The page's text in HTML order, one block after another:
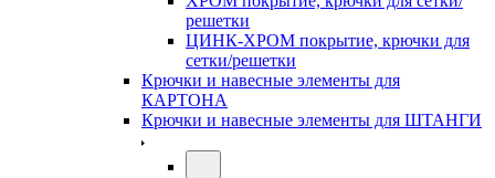
решетки
ЦИНК-ХРОМ покрытие, крючки для
сетки/решетки
Крючки и навесные элементы для
КАРТОНА
Крючки и навесные элементы для ШТАНГИ